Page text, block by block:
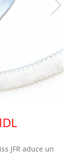
JFR aduce un